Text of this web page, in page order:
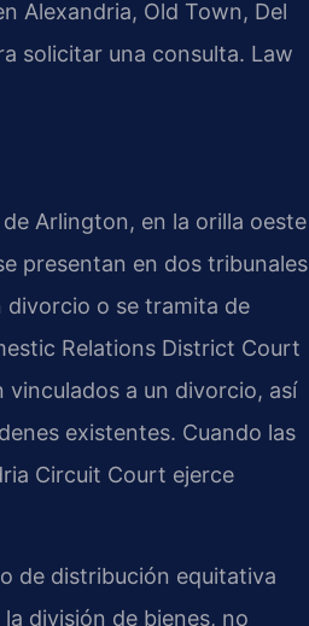
Alexandria, Old Town, Del
solicitar una consulta. Law
Arlington, en la orilla oeste
presentan en dos tribunales
divorcio o se tramita de
Relations District Court
vinculados a un divorcio, así
existentes. Cuando las
Circuit Court ejerce
de distribución equitativa
división de bienes, no